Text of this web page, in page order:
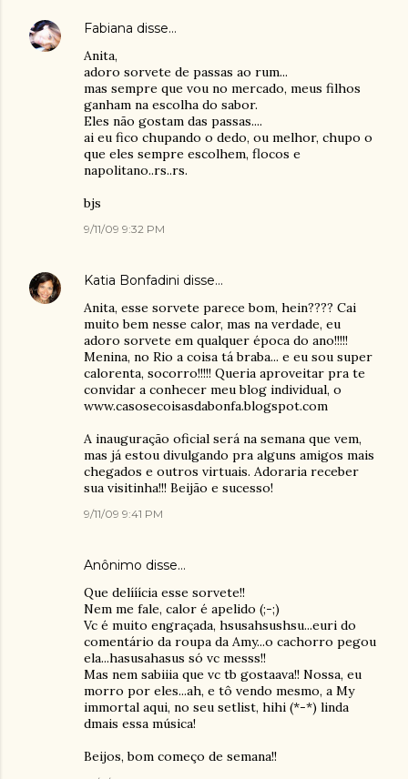
Fabiana disse…
Anita,
adoro sorvete de passas ao rum...
mas sempre que vou no mercado, meus filhos
ganham na escolha do sabor.
Eles não gostam das passas....
ai eu fico chupando o dedo, ou melhor, chupo o
que eles sempre escolhem, flocos e
napolitano..rs..rs.
bjs
9/11/09 9:32 PM
Katia Bonfadini disse…
Anita, esse sorvete parece bom, hein???? Cai
muito bem nesse calor, mas na verdade, eu
adoro sorvete em qualquer época do ano!!!!!
Menina, no Rio a coisa tá braba... e eu sou super
calorenta, socorro!!!!! Queria aproveitar pra te
convidar a conhecer meu blog individual, o
www.casosecoisasdabonfa.blogspot.com
A inauguração oficial será na semana que vem,
mas já estou divulgando pra alguns amigos mais
chegados e outros virtuais. Adoraria receber
sua visitinha!!! Beijão e sucesso!
9/11/09 9:41 PM
Anônimo disse…
Que delííícia esse sorvete!!
Nem me fale, calor é apelido (;-;)
Vc é muito engraçada, hsusahsushsu...euri do
comentário da roupa da Amy...o cachorro pegou
ela...hasusahasus só vc messs!!
Mas nem sabiiia que vc tb gostaava!! Nossa, eu
morro por eles...ah, e tô vendo mesmo, a My
immortal aqui, no seu setlist, hihi (*-*) linda
dmais essa música!
Beijos, bom começo de semana!!